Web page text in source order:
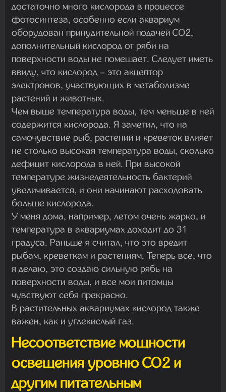
достаточно много кислорода в процессе
фотосинтеза, особенно если аквариум
оборудован принудительной подачей CO2,
дополнительный кислород от ряби на
поверхности воды не помешает. Следует иметь
ввиду, что кислород – это акцептор
электронов, участвующих в метаболизме
растений и животных.
Чем выше температура воды, тем меньше в ней
содержится кислорода. Я заметил, что на
самочувствие рыб, растений и креветок влияет
не столько высокая температура воды, сколько
дефицит кислорода в ней. При высокой
температуре жизнедеятельность бактерий
увеличивается, и они начинают расходовать
больше кислорода.
У меня дома, например, летом очень жарко, и
температура в аквариумах доходит до 31
градуса. Раньше я считал, что это вредит
рыбам, креветкам и растениям. Теперь все, что
я делаю, это создаю сильную рябь на
поверхности воды, и все мои питомцы
чувствуют себя прекрасно.
В растительных аквариумах кислород также
важен, как и углекислый газ.
Несоответствие мощности
освещения уровню CO2 и
другим питательным